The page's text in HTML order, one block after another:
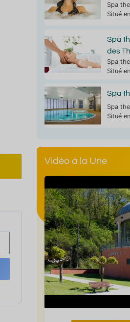
Spa
Situé
Spa
des
Spa
Situé
Spa
Spa
Situé
Vidéo à la Une